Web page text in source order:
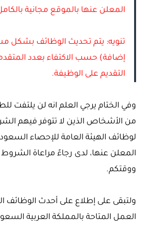
المعلن عنها بالموقع مجانية
تنويه: يتم تحديث الوظائف بشكل
إضافة) حسب الاكتفاء بعدد
التقديم على الوظيفة.
وفي الختام يرجي العلم انه لن يلتفت
من الأشخاص الذين لا تتوفر فيهم
لوظائف الهيئة العامة للإحصاء
المعلن عنها، لدى رجاءً مراعاة
ووقتكم.
ولتبقى على إطلاع على أحدث
العمل المتاحة بالمملكة العربية